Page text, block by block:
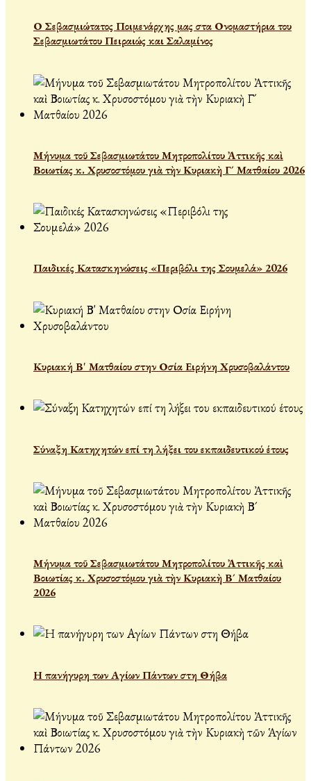
Ο Σεβασμιώτατος Ποιμενάρχης μας στα Ονομαστήρια του
Σεβασμιωτάτου Πειραιώς και Σαλαμίνος
Μήνυμα τοῦ Σεβασμιωτάτου Μητροπολίτου Ἀττικῆς καὶ
Βοιωτίας κ. Χρυσοστόμου γιὰ τὴν Κυριακὴ Γ´ Ματθαίου 2026
Παιδικές Κατασκηνώσεις «Περιβόλι της Σουμελά» 2026
Κυριακή Β' Ματθαίου στην Οσία Ειρήνη Χρυσοβαλάντου
Σύναξη Κατηχητών επί τη λήξει του εκπαιδευτικού έτους
Μήνυμα τοῦ Σεβασμιωτάτου Μητροπολίτου Ἀττικῆς καὶ
Βοιωτίας κ. Χρυσοστόμου γιὰ τὴν Κυριακὴ Β´ Ματθαίου
2026
Η πανήγυρη των Αγίων Πάντων στη Θήβα